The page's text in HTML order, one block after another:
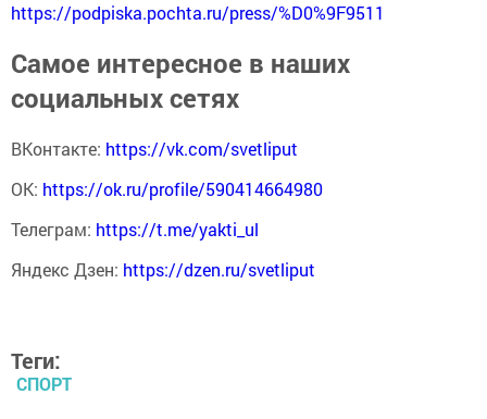
https://podpiska.pochta.ru/press/%D0%9F9511
Самое интересное в наших
социальных сетях
ВКонтакте: https://vk.com/svetliput
ОК: https://ok.ru/profile/590414664980
Телеграм: https://t.me/yakti_ul
Яндекс Дзен: https://dzen.ru/svetliput
Теги:
СПОРТ